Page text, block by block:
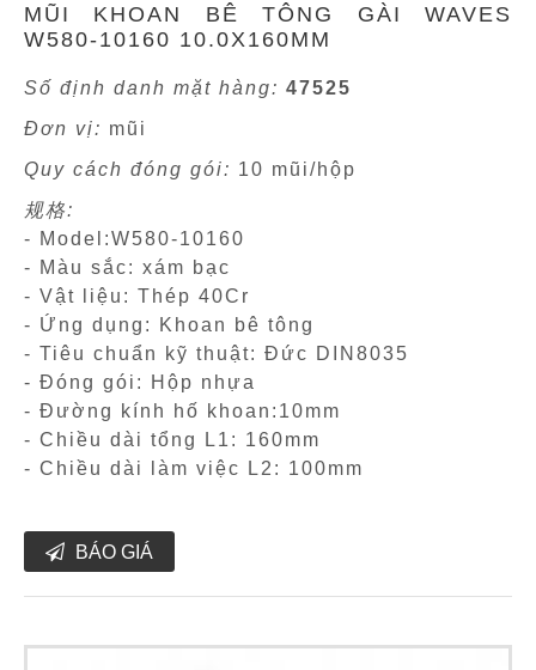
MŨI KHOAN BÊ TÔNG GÀI WAVES
W580-10160 10.0X160MM
Số định danh mặt hàng: 47525
Đơn vị: mũi
Quy cách đóng gói: 10 mũi/hộp
规格:
- Model:W580-10160
- Màu sắc: xám bạc
- Vật liệu: Thép 40Cr
- Ứng dụng: Khoan bê tông
- Tiêu chuẩn kỹ thuật: Đức DIN8035
- Đóng gói: Hộp nhựa
- Đường kính hố khoan:10mm
- Chiều dài tổng L1: 160mm
- Chiều dài làm việc L2: 100mm
BÁO GIÁ